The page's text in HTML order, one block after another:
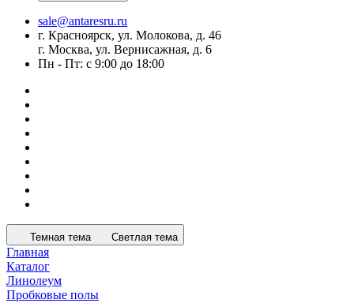
sale@antaresru.ru
г. Красноярск, ул. Молокова, д. 46
г. Москва, ул. Вернисажная, д. 6
Пн - Пт: с 9:00 до 18:00
Темная тема Светлая тема
Главная
Каталог
Линолеум
Пробковые полы